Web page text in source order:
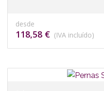
desde
118,58 € (IVA incluído)